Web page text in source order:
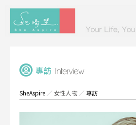
SheAspire ／ 女性人物／專訪